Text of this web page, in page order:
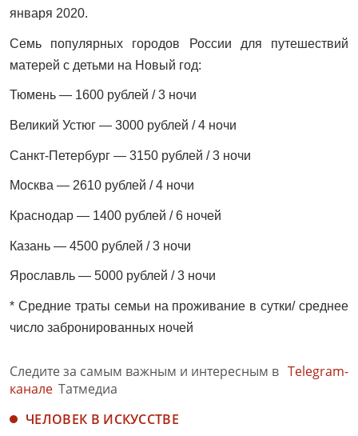
января 2020.
Семь популярных городов России для путешествий
матерей с детьми на Новый год:
Тюмень — 1600 рублей / 3 ночи
Великий Устюг — 3000 рублей / 4 ночи
Санкт-Петербург — 3150 рублей / 3 ночи
Москва — 2610 рублей / 4 ночи
Краснодар — 1400 рублей / 6 ночей
Казань — 4500 рублей / 3 ночи
Ярославль — 5000 рублей / 3 ночи
* Средние траты семьи на проживание в сутки/ среднее
число забронированных ночей
Следите за самым важным и интересным в Telegram-
канале Татмедиа
ЧЕЛОВЕК В ИСКУССТВЕ